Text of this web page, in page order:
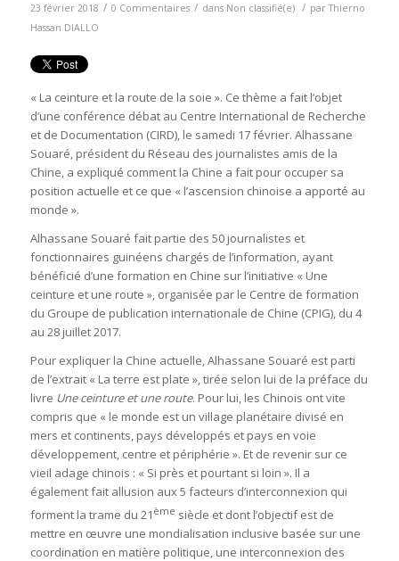
23 février 2018 / 0 Commentaires / dans Non classifié(e) / parThierno
Hassan DIALLO
« La ceinture et la route de la soie ». Ce thème a fait l’objet
d’une conférence débat au Centre International de Recherche
et de Documentation (CIRD), le samedi 17 février. Alhassane
Souaré, président du Réseau des journalistes amis de la
Chine, a expliqué comment la Chine a fait pour occuper sa
position actuelle et ce que « l’ascension chinoise a apporté au
monde ».
Alhassane Souaré fait partie des 50 journalistes et
fonctionnaires guinéens chargés de l’information, ayant
bénéficié d’une formation en Chine sur l’initiative « Une
ceinture et une route », organisée par le Centre de formation
du Groupe de publication internationale de Chine (CPIG), du 4
au 28 juillet 2017.
Pour expliquer la Chine actuelle, Alhassane Souaré est parti
de l’extrait « La terre est plate », tirée selon lui de la préface du
livre Une ceinture et une route. Pour lui, les Chinois ont vite
compris que « le monde est un village planétaire divisé en
mers et continents, pays développés et pays en voie
développement, centre et périphérie ». Et de revenir sur ce
vieil adage chinois : « Si près et pourtant si loin ». Il a
également fait allusion aux 5 facteurs d’interconnexion qui
forment la trame du 21 ème siècle et dont l’objectif est de
mettre en œuvre une mondialisation inclusive basée sur une
coordination en matière politique, une interconnexion des